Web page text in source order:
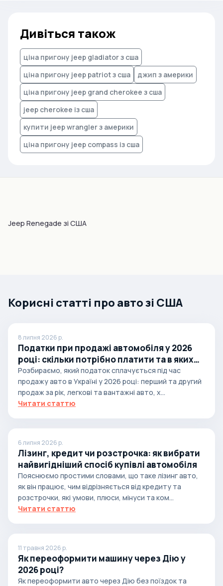
Дивіться також
ціна пригону jeep gladiator з сша
ціна пригону jeep patriot з сша
джип з америки
ціна пригону jeep grand cherokee з сша
jeep cherokee із сша
купити jeep wrangler з америки
ціна пригону jeep compass із сша
Jeep Renegade зі США
Корисні статті про авто зі США
8 липня 2026 р.
Податки при продажі автомобіля у 2026
році: скільки потрібно платити та в яких
випадках
Розбираємо, який податок сплачується під час
продажу авто в Україні у 2026 році: перший та другий
продаж за рік, легкові та вантажні авто, х...
Читати статтю
6 липня 2026 р.
Лізинг, кредит чи розстрочка: як вибрати
найвигідніший спосіб купівлі автомобіля
Пояснюємо простими словами, що таке лізинг авто,
як він працює, чим відрізняється від кредиту та
розстрочки, які умови, плюси, мінуси та ком...
Читати статтю
11 травня 2026 р.
Як переоформити машину через Дію у
2026 році?
Як переоформити авто через Дію без поїздок та